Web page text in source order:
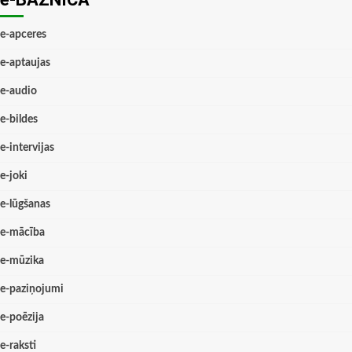
e-apceres
e-aptaujas
e-audio
e-bildes
e-intervijas
e-joki
e-lūgšanas
e-mācība
e-mūzika
e-paziņojumi
e-poēzija
e-raksti